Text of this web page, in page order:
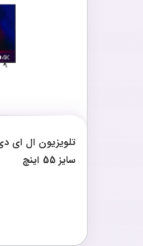
سایز 55 اینچ